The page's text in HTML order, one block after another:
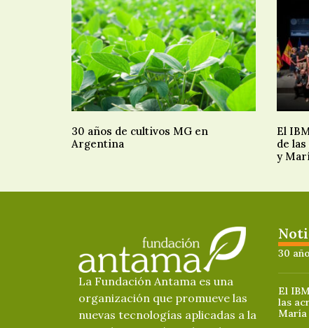
30 años de cultivos MG en
Argentina
El
de
y
La Fundación Antama es una
organización que promueve las
nuevas tecnologías aplicadas a la
30
El
las
María